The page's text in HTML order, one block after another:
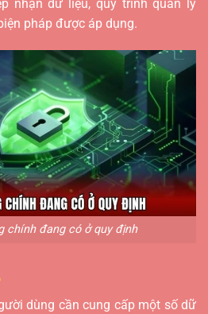
nhận dữ liệu, quy trình quản lý
pháp được áp dụng.
chính đang có ở quy định
dùng cần cung cấp một số dữ